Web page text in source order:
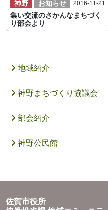
神野 お知らせ 2016-11-21
集い交流のさかんなまちづく
り部会より
地域紹介
神野まちづくり協議会
部会紹介
神野公民館
佐賀市役所